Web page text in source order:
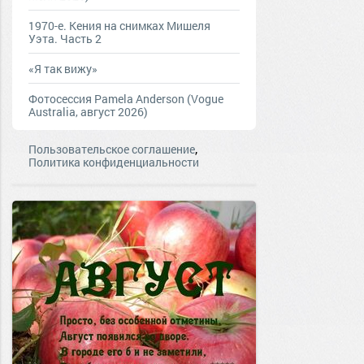
1970-е. Кения на снимках Мишеля
Уэта. Часть 2
«Я так вижу»
Фотосессия Pamela Anderson (Vogue
Australia, август 2026)
Пользовательское соглашение,
Политика конфиденциальности